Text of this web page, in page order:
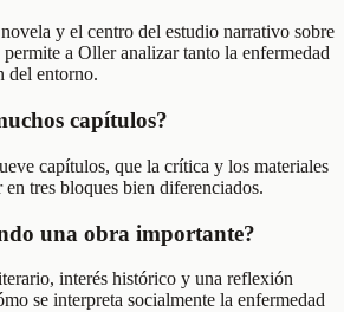
y el centro del estudio narrativo sobre
a Oller analizar tanto la enfermedad
del entorno.
capítulos?
capítulos, que la crítica y los materiales
en tres bloques bien diferenciados.
una obra importante?
interés histórico y una reflexión
se interpreta socialmente la enfermedad